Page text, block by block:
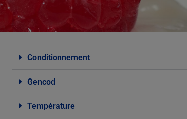
Conditionnement
Gencod
Température